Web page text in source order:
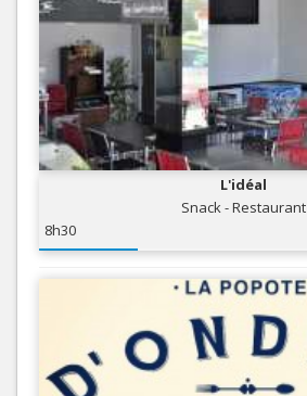
L'idéal
Snack - Restaurant
8h30